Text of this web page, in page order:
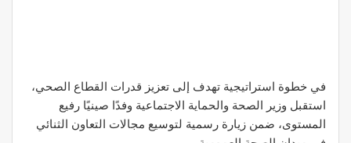
في خطوة استراتيجية تهدف إلى تعزيز قدرات القطاع الصحي،
استقبل وزير الصحة والحماية الاجتماعية وفدًا صينيًا رفيع
المستوى، ضمن زيارة رسمية لتوسيع مجالات التعاون الثنائي